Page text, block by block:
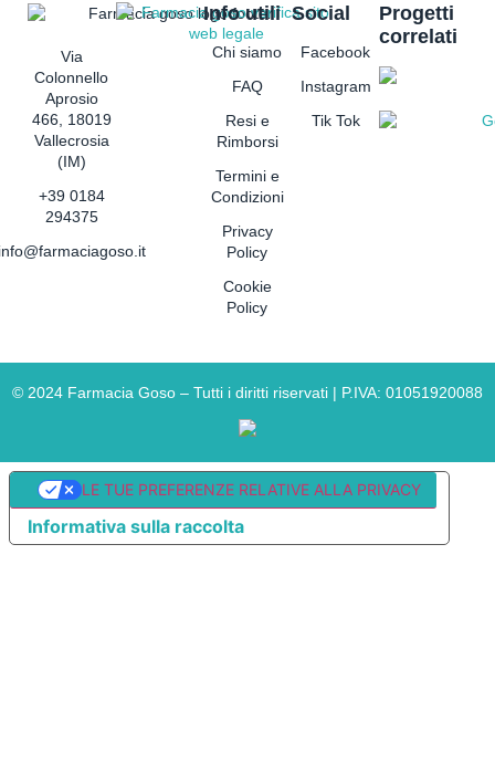
Via
Colonnello
Aprosio
466, 18019
Vallecrosia
(IM)
+39 0184
294375
Info utili
Chi siamo
FAQ
Resi e
Rimborsi
Termini e
Condizioni
Privacy
Policy
Cookie
Policy
Social
Facebook
Instagram
Tik Tok
Progetti
correlati
© 2024 Farmacia Goso – Tutti i diritti riservati | P.IVA: 01051920088
Informativa sulla raccolta
LE TUE PREFERENZE RELATIVE ALLA PRIVACY